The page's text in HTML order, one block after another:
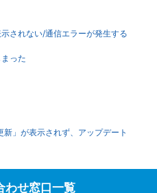
されない/通信エラーが発生する
った
新」が表示されず、アップデート
わせ窓口一覧